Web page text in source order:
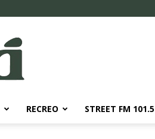
RECREO STREET FM 101.5